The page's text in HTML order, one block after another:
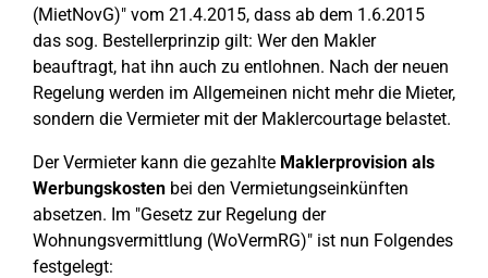
(MietNovG)" vom 21.4.2015, dass ab dem 1.6.2015
das sog. Bestellerprinzip gilt: Wer den Makler
beauftragt, hat ihn auch zu entlohnen. Nach der neuen
Regelung werden im Allgemeinen nicht mehr die Mieter,
sondern die Vermieter mit der Maklercourtage belastet.
Der Vermieter kann die gezahlte Maklerprovision als
Werbungskosten bei den Vermietungseinkünften
absetzen. Im "Gesetz zur Regelung der
Wohnungsvermittlung (WoVermRG)" ist nun Folgendes
festgelegt: